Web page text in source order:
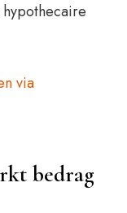
via
bedrag